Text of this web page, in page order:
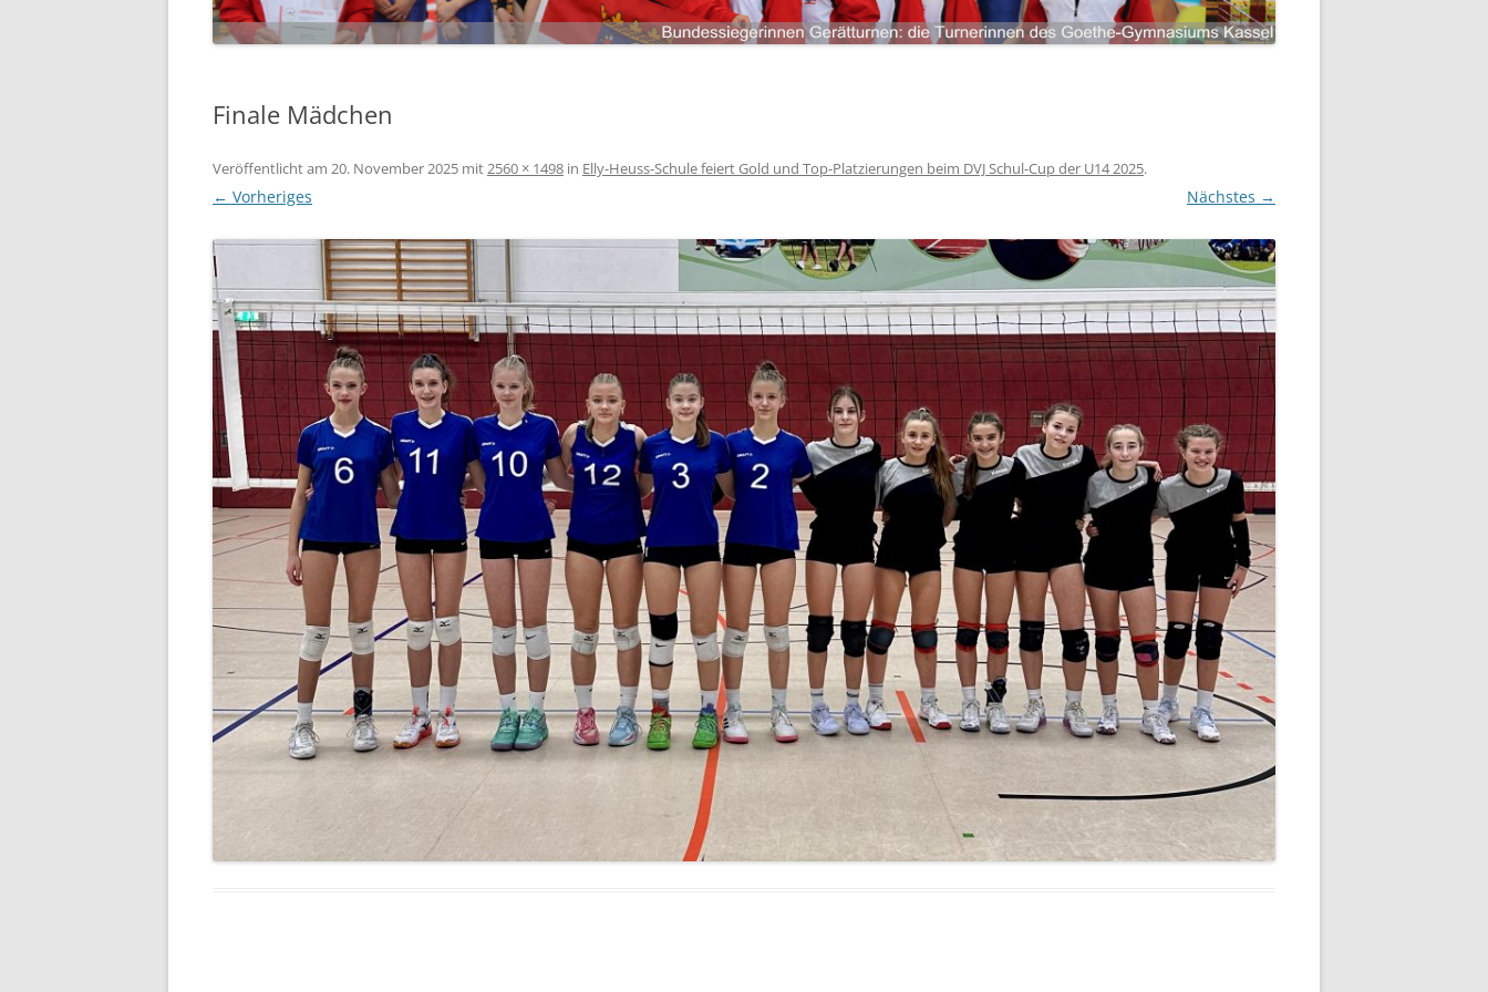
LANDKREIS FULDA
LANDKREIS LIMBURG-WEILBURG
LANDESHAUPTSTADT WIESBADEN
LANDKREIS DARMSTADT-DIEBURG
LANDKREIS BERGSTRASSE
ANMELDEN
Finale Mädchen
Veröffentlicht am 20. November 2025 mit2560 × 1498 in Elly-Heuss-Schule feiert Gold und Top-Platzierungen beim DVJ Schul-Cup der U14 2025.
← Vorheriges Nächstes →